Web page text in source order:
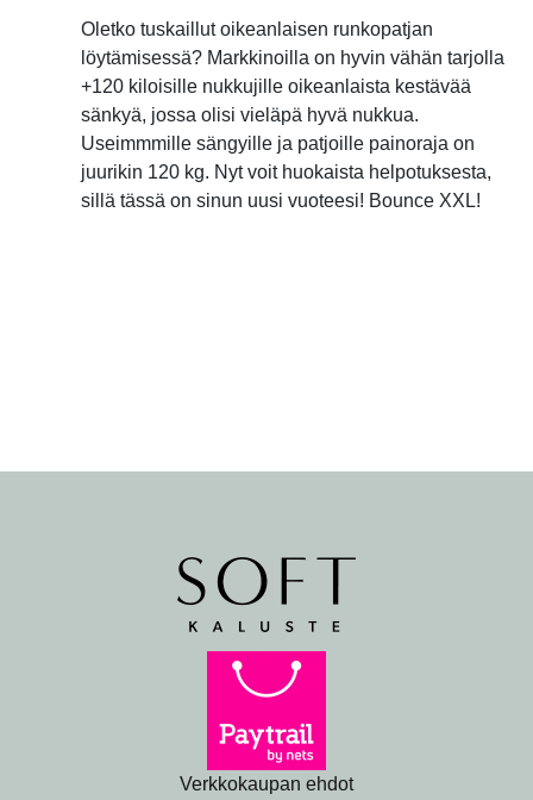
Oletko tuskaillut oikeanlaisen runkopatjan
löytämisessä? Markkinoilla on hyvin vähän tarjolla
+120 kiloisille nukkujille oikeanlaista kestävää
sänkyä, jossa olisi vieläpä hyvä nukkua.
Useimmmille sängyille ja patjoille painoraja on
juurikin 120 kg. Nyt voit huokaista helpotuksesta,
sillä tässä on sinun uusi vuoteesi! Bounce XXL!
Verkkokaupan ehdot